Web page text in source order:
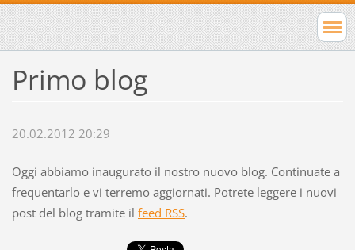
Primo blog
20.02.2012 20:29
Oggi abbiamo inaugurato il nostro nuovo blog. Continuate a
frequentarlo e vi terremo aggiornati. Potrete leggere i nuovi
post del blog tramite il feed RSS.